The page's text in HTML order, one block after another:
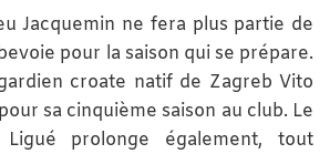
Jacquemin ne fera plus partie de
pour la saison qui se prépare.
croate natif de Zagreb Vito
sa cinquième saison au club. Le
Ligué prolonge également, tout